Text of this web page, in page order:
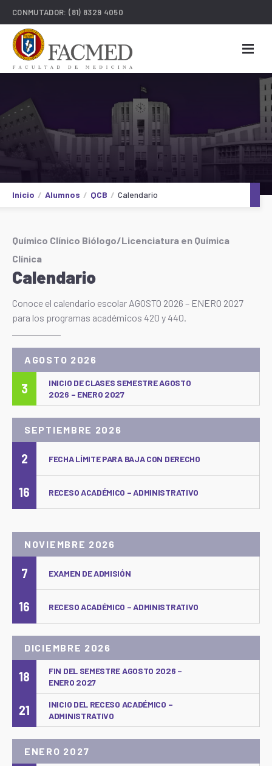
CONMUTADOR:(81) 8329 4050
Inicio Alumnos QCB Calendario
Químico Clínico Biólogo/Licenciatura en Química
Clínica
Calendario
Conoce el calendario escolar AGOSTO 2026 – ENERO 2027
para los programas académicos 420 y 440.
AGOSTO 2026
3
INICIO DE CLASES SEMESTRE AGOSTO
2026 – ENERO 2027
SEPTIEMBRE 2026
2 FECHA LÍMITE PARA BAJA CON DERECHO
16 RECESO ACADÉMICO – ADMINISTRATIVO
NOVIEMBRE 2026
7 EXAMEN DE ADMISIÓN
16 RECESO ACADÉMICO – ADMINISTRATIVO
DICIEMBRE 2026
18
FIN DEL SEMESTRE AGOSTO 2026 –
ENERO 2027
21
INICIO DEL RECESO ACADÉMICO –
ADMINISTRATIVO
ENERO 2027